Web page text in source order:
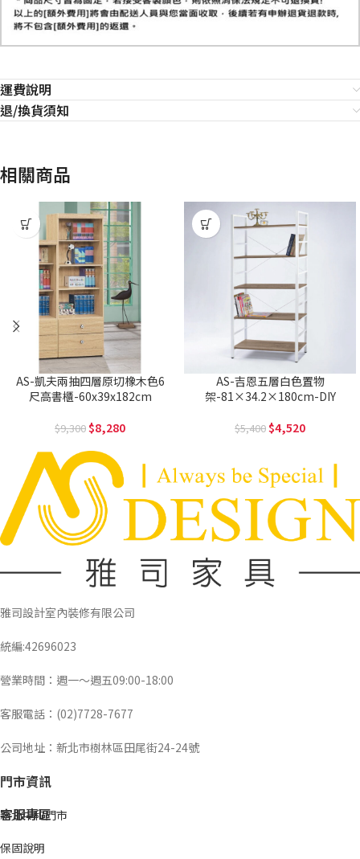
運費說明
退/換貨須知
相關商品
AS-凱夫兩抽四層原切橡木色6
尺高書櫃-60x39x182cm
9,300 8,280
AS-吉恩五層白色置物
架-81×34.2×180cm-DIY
5,400 4,520
雅司設計室內裝修有限公司
統編:42696023
營業時間：週一～週五09:00-18:00
客服電話：(02)7728-7677
公司地址：新北市樹林區田尾街24-24號
門市資訊
新北中和門市
客服專區
保固說明